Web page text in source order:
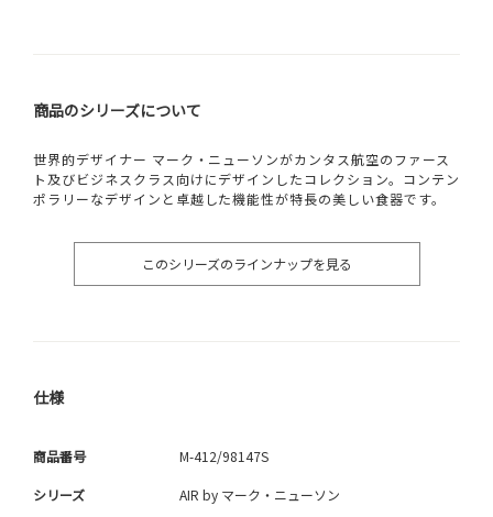
商品のシリーズについて
世界的デザイナー マーク・ニューソンがカンタス航空のファース
ト及びビジネスクラス向けにデザインしたコレクション。コンテン
ポラリーなデザインと卓越した機能性が特長の美しい食器です。
このシリーズのラインナップを見る
仕様
商品番号 M-412/98147S
シリーズ AIR by マーク・ニューソン